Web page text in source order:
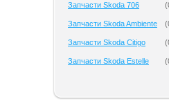
Запчасти Skoda 706 (
Запчасти Skoda Ambiente (
Запчасти Skoda Citigo (
Запчасти Skoda Estelle (